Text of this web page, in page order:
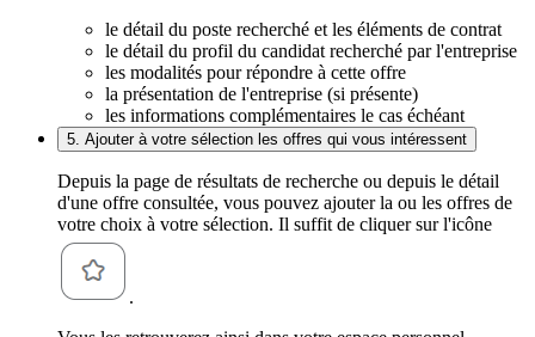
le détail du poste recherché et les éléments de contrat
le détail du profil du candidat recherché par l'entreprise
les modalités pour répondre à cette offre
la présentation de l'entreprise (si présente)
les informations complémentaires le cas échéant
5. Ajouter à votre sélection les offres qui vous intéressent
Depuis la page de résultats de recherche ou depuis le détail
d'une offre consultée, vous pouvez ajouter la ou les offres de
votre choix à votre sélection. Il suffit de cliquer sur l'icône
.